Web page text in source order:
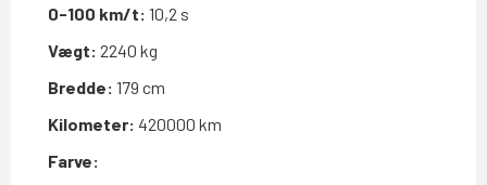
0-100 km/t: 10,2 s
Vægt: 2240 kg
Bredde: 179 cm
Kilometer: 420000 km
Farve: